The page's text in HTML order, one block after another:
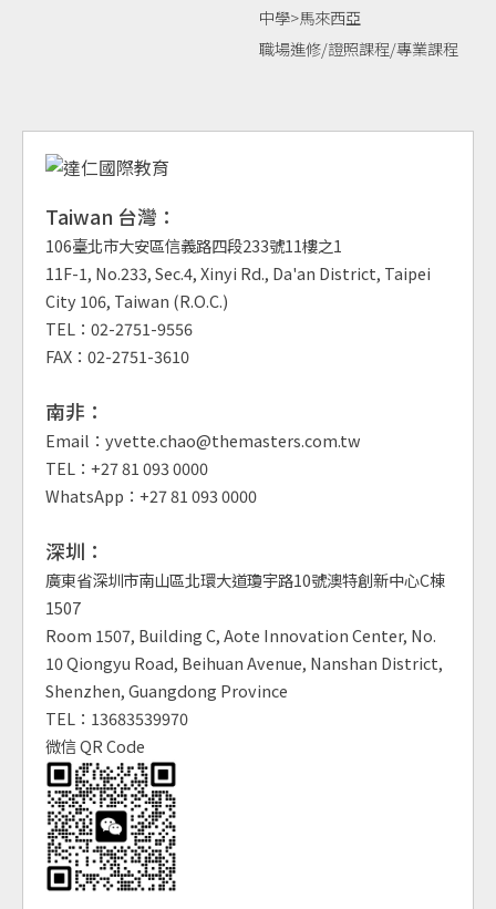
中學>馬來西亞
職場進修/證照課程/專業課程
Taiwan 台灣：
106臺北市大安區信義路四段233號11樓之1
11F-1, No.233, Sec.4, Xinyi Rd., Da'an District, Taipei
City 106, Taiwan (R.O.C.)
TEL：02-2751-9556
FAX：02-2751-3610
南非：
Email：yvette.chao@themasters.com.tw
TEL：+27 81 093 0000
WhatsApp：+27 81 093 0000
深圳：
廣東省深圳市南山區北環大道瓊宇路10號澳特創新中心C棟
1507
Room 1507, Building C, Aote Innovation Center, No.
10 Qiongyu Road, Beihuan Avenue, Nanshan District,
Shenzhen, Guangdong Province
TEL：13683539970
微信 QR Code